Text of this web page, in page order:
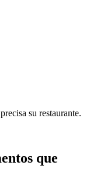
su restaurante.
que